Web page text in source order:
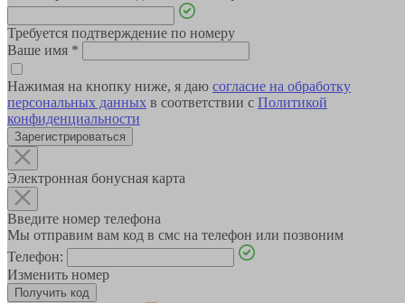
Требуется подтверждение по номеру
Ваше имя *
Нажимая на кнопку ниже, я даю согласие на обработку
персональных данных в соответствии с Политикой
конфиденциальности
Зарегистрироваться
Электронная бонусная карта
Введите номер телефона
Мы отправим вам код в смс на телефон или позвоним
Телефон:
Изменить номер